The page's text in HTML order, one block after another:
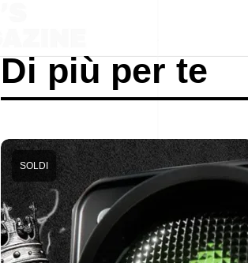
Di più per te
SOLDI